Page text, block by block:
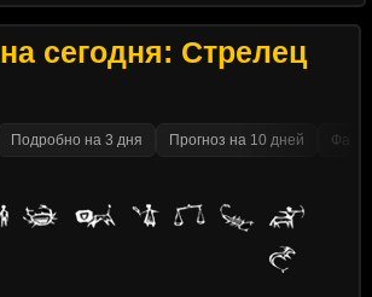
на сегодня: Стрелец
Подробно на 3 дня Прогноз на 10 дней